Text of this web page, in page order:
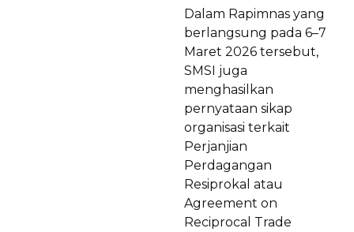
Dalam Rapimnas yang
berlangsung pada 6–7
Maret 2026 tersebut,
SMSI juga
menghasilkan
pernyataan sikap
organisasi terkait
Perjanjian
Perdagangan
Resiprokal atau
Agreement on
Reciprocal Trade